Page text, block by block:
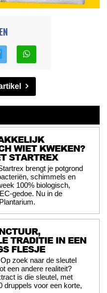
WIET KWEKEN?
STARTREX
brengt je potgrond
schimmels en
100% biologisch,
gedoe. Nu in de
TRADITIE IN EEN
FLESJE
zoek naar de sleutel
een andere realiteit?
is die sleutel, met
druppels voor een korte,